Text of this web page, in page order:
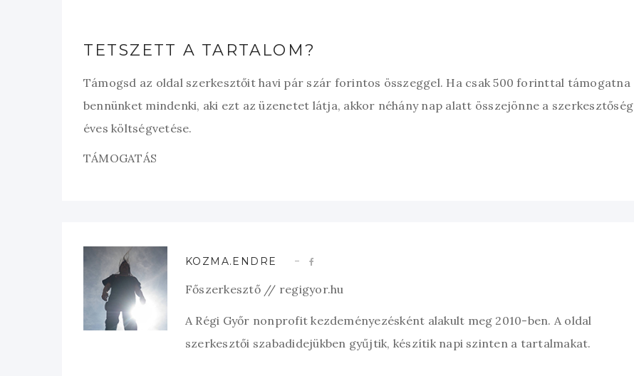
TETSZETT A TARTALOM?
Támogsd az oldal szerkesztőit havi pár szár forintos összeggel. Ha csak 500 forinttal támogatna
bennünket mindenki, aki ezt az üzenetet látja, akkor néhány nap alatt összejönne a szerkesztőség
éves költségvetése.
TÁMOGATÁS
KOZMA.ENDRE
Főszerkesztő // regigyor.hu
A Régi Győr nonprofit kezdeményezésként alakult meg 2010-ben. A oldal
szerkesztői szabadidejükben gyűjtik, készítik napi szinten a tartalmakat.